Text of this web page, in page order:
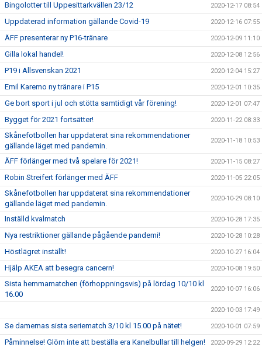
Bingolotter till Uppesittarkvällen 23/12 2020-12-17 08:54
Uppdaterad information gällande Covid-19 2020-12-16 07:55
ÄFF presenterar ny P16-tränare 2020-12-09 11:10
Gilla lokal handel! 2020-12-08 12:56
P19 i Allsvenskan 2021 2020-12-04 15:27
Emil Karemo ny tränare i P15 2020-12-01 10:35
Ge bort sport i jul och stötta samtidigt vår förening! 2020-12-01 07:47
Bygget för 2021 fortsätter! 2020-11-22 08:33
Skånefotbollen har uppdaterat sina rekommendationer
gällande läget med pandemin.
2020-11-18 10:53
ÄFF förlänger med två spelare för 2021! 2020-11-15 08:27
Robin Streifert förlänger med ÄFF 2020-11-05 22:05
Skånefotbollen har uppdaterat sina rekommendationer
gällande läget med pandemin.
2020-10-29 08:10
Inställd kvalmatch 2020-10-28 17:35
Nya restriktioner gällande pågående pandemi! 2020-10-28 10:28
Höstlägret inställt! 2020-10-27 16:04
Hjälp AKEA att besegra cancern! 2020-10-08 19:50
Sista hemmamatchen (förhoppningsvis) på lördag 10/10 kl
16.00
2020-10-07 16:06
2020-10-03 17:49
Se damernas sista seriematch 3/10 kl 15.00 på nätet! 2020-10-01 07:59
Påminnelse! Glöm inte att beställa era Kanelbullar till helgen! 2020-09-29 12:22